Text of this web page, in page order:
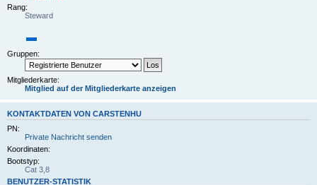
Rang:
Steward
Gruppen:
Mitgliederkarte:
Mitglied auf der Mitgliederkarte anzeigen
KONTAKTDATEN VON CARSTENHU
PN:
Private Nachricht senden
Koordinaten:
Bootstyp:
Cat 3,8
BENUTZER-STATISTIK